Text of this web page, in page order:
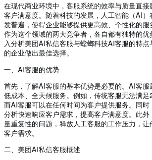
在现代商业环境中，客服系统的效率与质量直
客户满意度。随着科技的发展，人工智能（AI
发普遍，使得企业能够提供更高效、个性化的
作为这个领域的两大竞争者，各自都有独特的
入分析美团AI私信客服与螳螂科技AI客服的特
的企业做出最佳选择。
一、AI客服的优势
首先，了解AI客服的基本优势是必要的。AI客服
低成本、全天候服务。例如，传统客服无法满足
而AI客服可以在任何时间为客户提供服务。同
分析快速响应客户需求，提高客户满意度。此
量重复性的问题，释放人工客服的工作压力，
客户需求。
二、美团AI私信客服概述